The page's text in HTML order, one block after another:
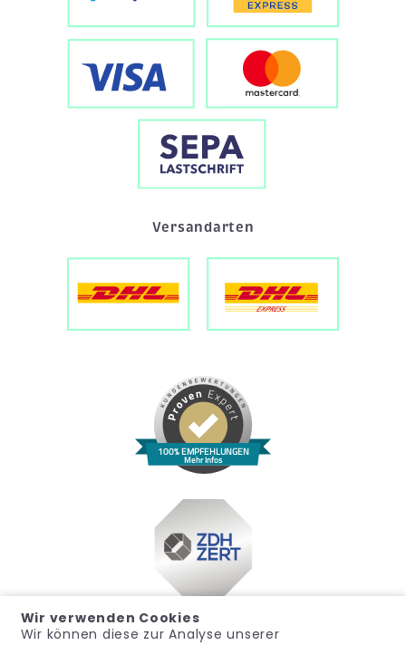
Versandarten
100% EMPFEHLUNGEN
Mehr Infos
Wir verwenden Cookies
Wir können diese zur Analyse unserer